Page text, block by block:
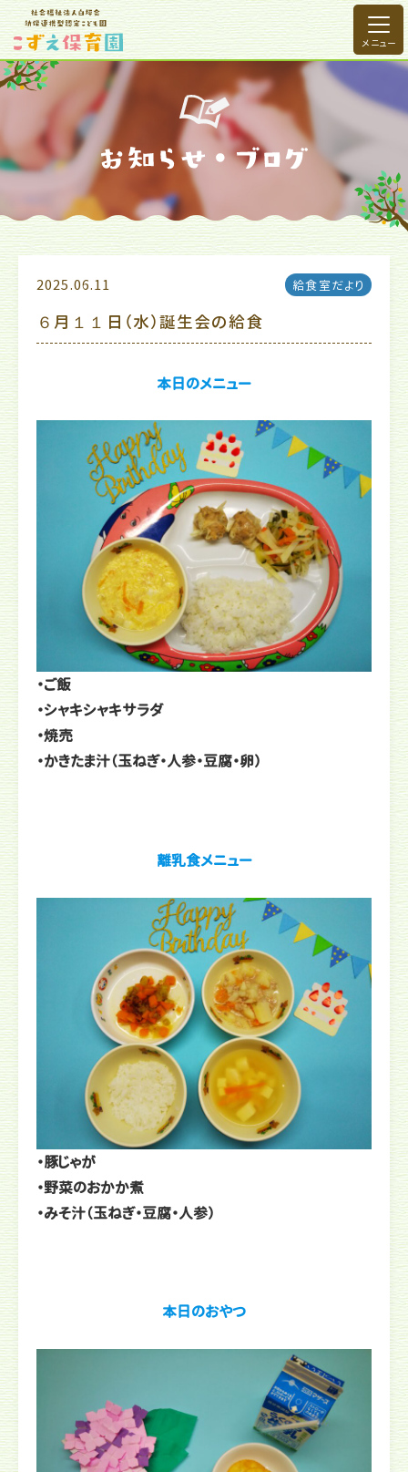
2025.06.11 給食室だより
６月１１日（水）誕生会の給食
本日のメニュー
・ご飯
・シャキシャキサラダ
・焼売
・かきたま汁（玉ねぎ・人参・豆腐・卵）
離乳食メニュー
・豚じゃが
・野菜のおかか煮
・みそ汁（玉ねぎ・豆腐・人参）
本日のおやつ